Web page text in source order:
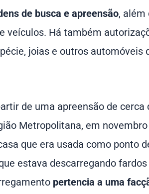
de busca e apreensão, além
veículos. Há também
joias e outros automóveis
de uma apreensão de cerca
Metropolitana, em
que era usada como ponto
estava descarregando
pertencia a uma